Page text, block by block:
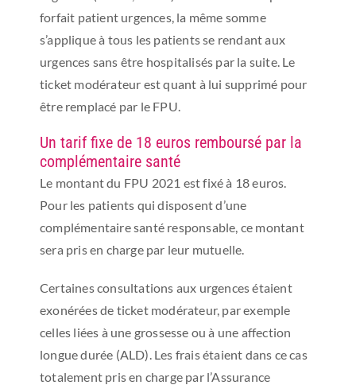
forfait patient urgences, la même somme
s’applique à tous les patients se rendant aux
urgences sans être hospitalisés par la suite. Le
ticket modérateur est quant à lui supprimé pour
être remplacé par le FPU.
Un tarif fixe de 18 euros remboursé par la
complémentaire santé
Le montant du FPU 2021 est fixé à 18 euros.
Pour les patients qui disposent d’une
complémentaire santé responsable, ce montant
sera pris en charge par leur mutuelle.
Certaines consultations aux urgences étaient
exonérées de ticket modérateur, par exemple
celles liées à une grossesse ou à une affection
longue durée (ALD). Les frais étaient dans ce cas
totalement pris en charge par l’Assurance